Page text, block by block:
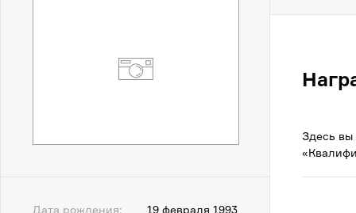
Дата рождения: 19 февраля 1993
Здесь вы